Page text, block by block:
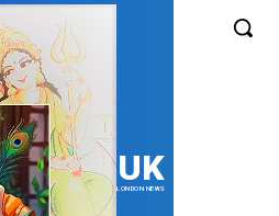
UK
LONDON NEWS